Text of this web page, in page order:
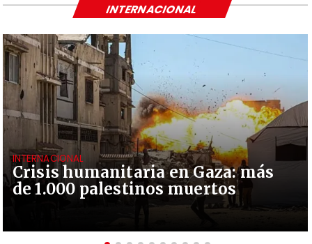
Crisis humanitaria en Gaza: más
de 1.000 palestinos muertos
INTERNACIONAL
INTERNACIONAL